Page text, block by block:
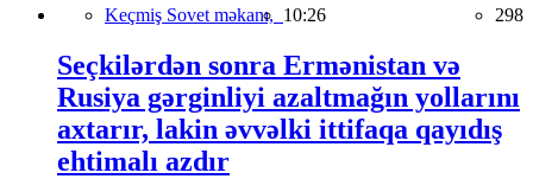
Keçmiş Sovet məkanı, 10:26 298
Seçkilərdən sonra Ermənistan və
Rusiya gərginliyi azaltmağın yollarını
axtarır, lakin əvvəlki ittifaqa qayıdış
ehtimalı azdır